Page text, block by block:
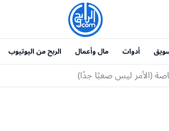
أدوات مال وأعمال الربح من اليوتيوب
(الأمر ليس صعبًا جدًا)